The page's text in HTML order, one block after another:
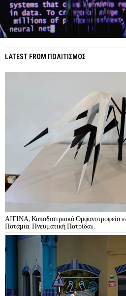
LATEST FROM ΠΟΛΙΤΙΣΜΟΣ
ΑΙΓΙΝΑ, Καποδιστριακό Ορφανοτροφείο
Ποτάμια: Πνευματική Πατρίδα».